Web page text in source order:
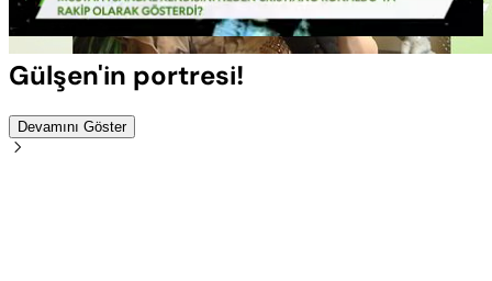
Sesi
Aç
Oynatma
Hızı
Gülşen'in portresi!
Devamını Göster